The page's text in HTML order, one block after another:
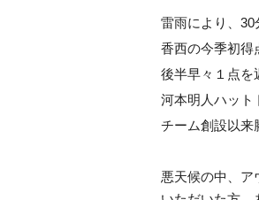
雷雨により、30
香西の今季初得
後半早々１点を
河本明人ハット
チーム創設以来
悪天候の中、ア